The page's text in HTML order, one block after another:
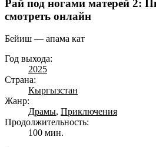
Рай под ногами матерей 2:
смотреть онлайн
Бейиш — апама кат
Год выхода:
2025
Страна:
Кыргызстан
Жанр:
Драмы, Приключения
Продолжительность:
100 мин.